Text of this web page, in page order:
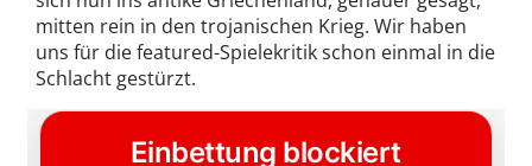
mitten rein in den trojanischen Krieg. Wir haben
uns für die featured-Spielekritik schon einmal in die
Schlacht gestürzt.